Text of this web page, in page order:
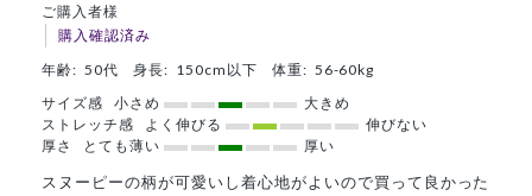
ご購入者様
購入確認済み
年齢: 50代 身長: 150cm以下 体重: 56-60kg
サイズ感
小さめ
大きめ
ストレッチ感
よく伸びる
伸びない
厚さ
とても薄い 厚い
スヌーピーの柄が可愛いし着心地がよいので買って良かった